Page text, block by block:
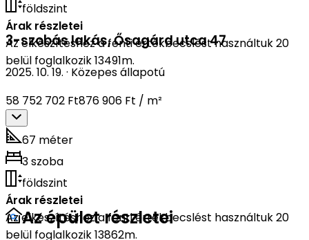
földszint
Árak részletei
Az elkészítéshez a fenti értékbecslést használtuk 20
belül foglalkozik 13491m.
3-szobás lakás,Ősagárd utca 47
2025. 10. 19. · Közepes állapotú
58 752 702 Ft876 906 Ft / m²
67 méter
3 szoba
földszint
Árak részletei
Az elkészítéshez a fenti értékbecslést használtuk 20
belül foglalkozik 13862m.
Az épület részletei